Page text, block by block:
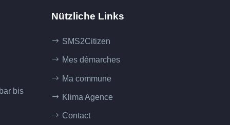
bis
Nützliche Links
SMS2Citizen
Mes démarches
Ma commune
Klima Agence
Contact